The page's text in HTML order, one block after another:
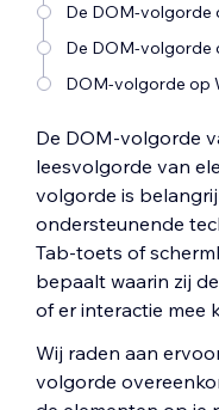
De DOM-volgorde
De DOM-volgorde
DOM-volgorde op
De DOM-volgorde
leesvolgorde van
volgorde is
ondersteunende
Tab-toets of
bepaalt waarin zij
of er interactie mee
Wij raden aan
volgorde